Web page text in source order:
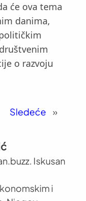
će ova tema
danima,
o razvoju
Sledeće »
Iskusan
i